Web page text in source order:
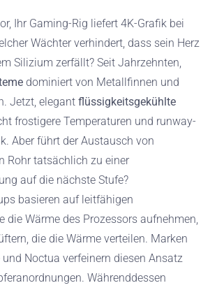
Ihr Gaming-Rig liefert 4K-Grafik bei
Wächter verhindert, dass sein Herz
Silizium zerfällt? Seit Jahrzehnten,
dominiert von Metallfinnen und
Jetzt, elegant flüssigkeitsgekühlte
frostigere Temperaturen und runway-
Aber führt der Austausch von
Rohr tatsächlich zu einer
auf die nächste Stufe?
basieren auf leitfähigen
die Wärme des Prozessors aufnehmen,
die die Wärme verteilen. Marken
Noctua verfeinern diesen Ansatz
Währenddessen